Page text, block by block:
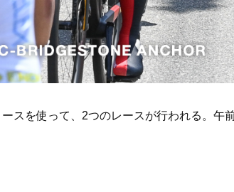
スを使って、2つのレースが行われる。